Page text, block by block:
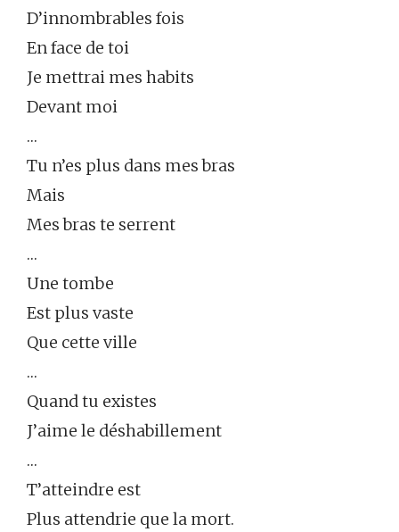
D’innombrables fois
En face de toi
Je mettrai mes habits
Devant moi
…
Tu n’es plus dans mes bras
Mais
Mes bras te serrent
…
Une tombe
Est plus vaste
Que cette ville
…
Quand tu existes
J’aime le déshabillement
…
T’atteindre est
Plus attendrie que la mort.